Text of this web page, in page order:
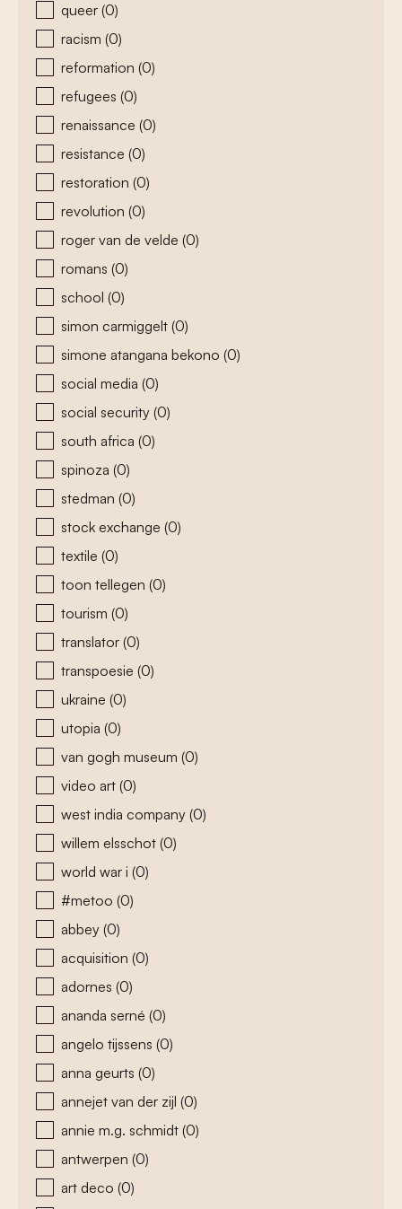
queer (0)
racism (0)
reformation (0)
refugees (0)
renaissance (0)
resistance (0)
restoration (0)
revolution (0)
roger van de velde (0)
romans (0)
school (0)
simon carmiggelt (0)
simone atangana bekono (0)
social media (0)
social security (0)
south africa (0)
spinoza (0)
stedman (0)
stock exchange (0)
textile (0)
toon tellegen (0)
tourism (0)
translator (0)
transpoesie (0)
ukraine (0)
utopia (0)
van gogh museum (0)
video art (0)
west india company (0)
willem elsschot (0)
world war i (0)
#metoo (0)
abbey (0)
acquisition (0)
adornes (0)
ananda serné (0)
angelo tijssens (0)
anna geurts (0)
annejet van der zijl (0)
annie m.g. schmidt (0)
antwerpen (0)
art deco (0)